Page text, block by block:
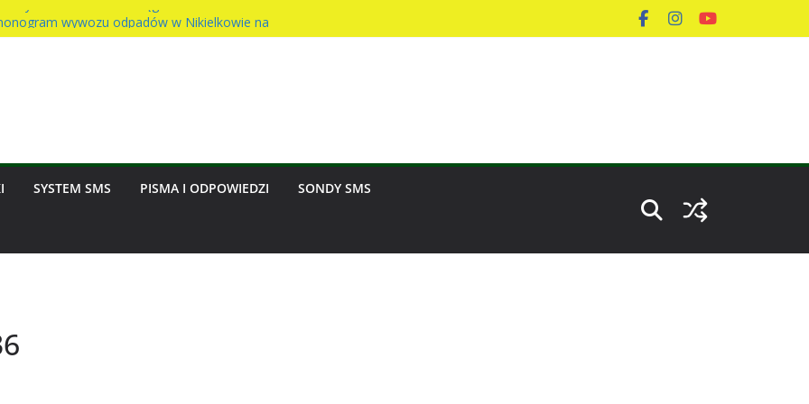
– awaria wodociągu
wywozu odpadów w Nikielkowie na
SYSTEM SMS PISMA I ODPOWIEDZI SONDY SMS